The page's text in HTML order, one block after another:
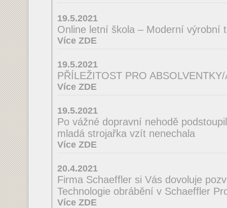
19.5.2021
Online letní škola – Moderní výrobní
Více ZDE
19.5.2021
PŘÍLEŽITOST PRO
Více ZDE
19.5.2021
Po vážné dopravní nehodě
mladá strojařka vzít nenechala
Více ZDE
20.4.2021
Firma Schaeffler si Vás dovoluje
Technologie obrábění v Schaeffler
Více ZDE